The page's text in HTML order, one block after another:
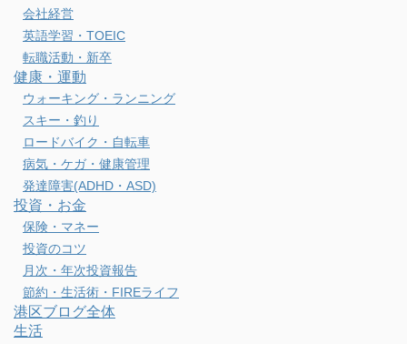
会社経営
英語学習・TOEIC
転職活動・新卒
健康・運動
ウォーキング・ランニング
スキー・釣り
ロードバイク・自転車
病気・ケガ・健康管理
発達障害(ADHD・ASD)
投資・お金
保険・マネー
投資のコツ
月次・年次投資報告
節約・生活術・FIREライフ
港区ブログ全体
生活